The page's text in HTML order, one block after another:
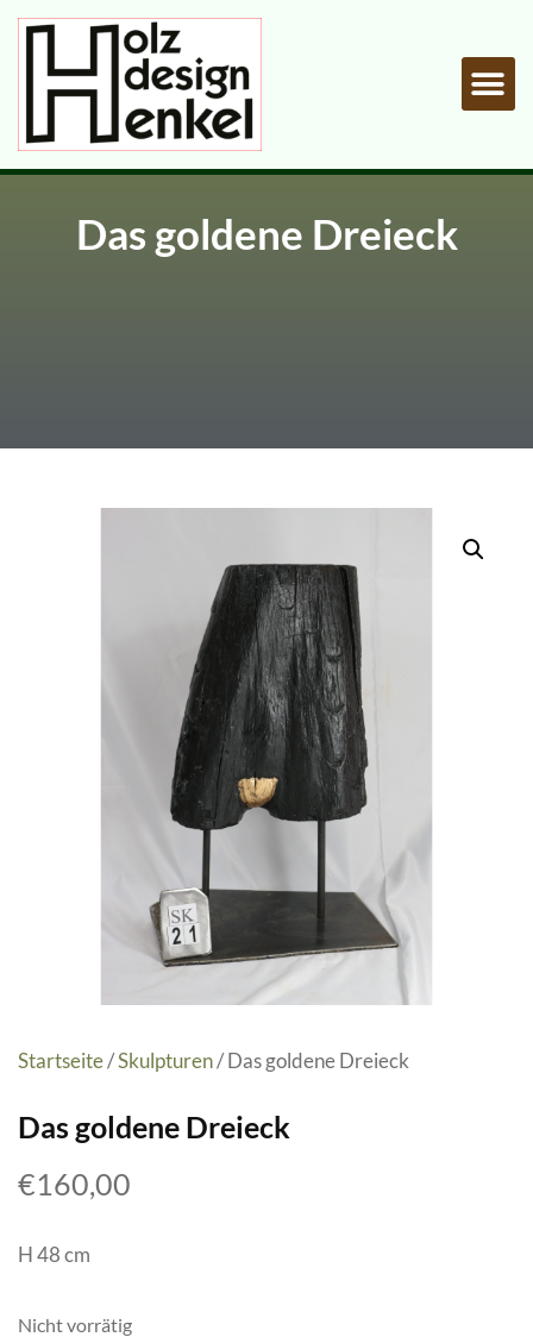
Das goldene Dreieck
Startseite/Skulpturen/ Das goldene Dreieck
Das goldene Dreieck
€160,00
H 48 cm
Nicht vorrätig